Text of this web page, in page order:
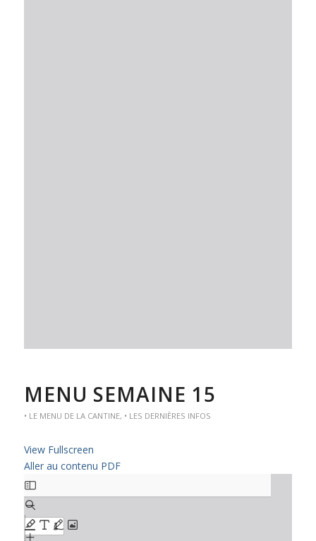
MENU SEMAINE 15
• LE MENU DE LA CANTINE, • LES DERNIÈRES INFOS
View Fullscreen
Aller au contenu PDF